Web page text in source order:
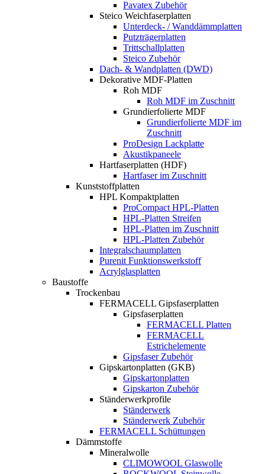
Pavatex Zubehör
Steico Weichfaserplatten
Unterdeck- / Wanddämmplatten
Putzträgerplatten
Trittschallplatten
Steico Zubehör
Dach- & Wandplatten (DWD)
Dekorative MDF-Platten
Roh MDF
Roh MDF im Zuschnitt
Grundierfolierte MDF
Grundierfolierte MDF im
Zuschnitt
ProDesign Lackplatte
Akustikpaneele
Hartfaserplatten (HDF)
Hartfaser im Zuschnitt
Kunststoffplatten
HPL Kompaktplatten
ProCompact HPL-Platten
HPL-Platten Streifen
HPL-Platten im Zuschnitt
HPL-Platten Zubehör
Integralschaumplatten
Purenit Funktionswerkstoff
Acrylglasplatten
Baustoffe
Trockenbau
FERMACELL Gipsfaserplatten
Gipsfaserplatten
FERMACELL Platten
FERMACELL
Estrichelemente
Gipsfaser Zubehör
Gipskartonplatten (GKB)
Gipskartonplatten
Gipskarton Zubehör
Ständerwerkprofile
Ständerwerk
Ständerwerk Zubehör
FERMACELL Schüttungen
Dämmstoffe
Mineralwolle
CLIMOWOOL Glaswolle